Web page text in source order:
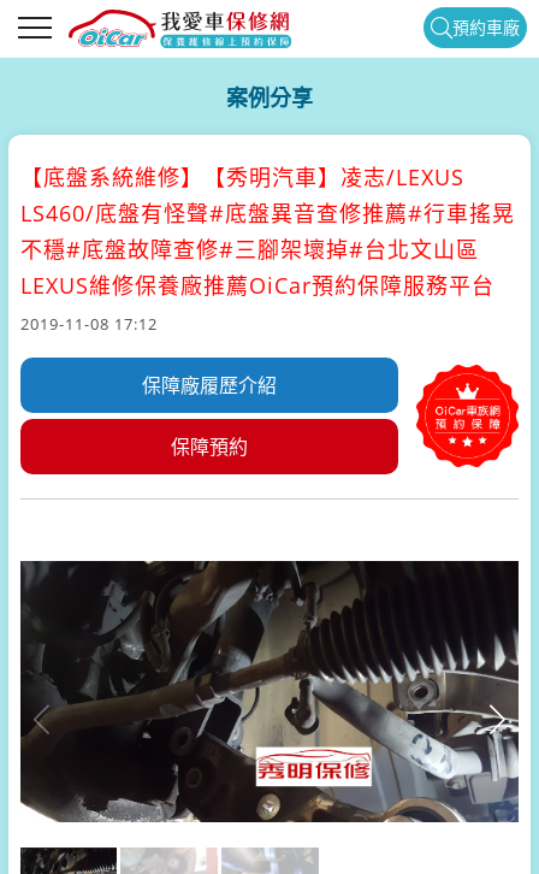
預約車廠
案例分享
【底盤系統維修】
【秀明汽車】凌志/LEXUS
LS460/底盤有怪聲#底盤異音查修推薦#行車搖晃
不穩#底盤故障查修#三腳架壞掉#台北文山區
LEXUS維修保養廠推薦OiCar預約保障服務平台
2019-11-08 17:12
保障廠履歷介紹
保障預約